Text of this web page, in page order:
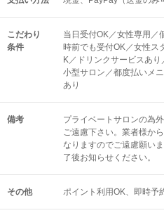
こだわり
条件
当日受付OK／女性専用／
時前でも受付OK／女性ス
K／ドリンクサービスあ
小型サロン／都度払いメ
あり
備考
プライベートサロンの為
ご遠慮下さい。業者様か
なりますのでご遠慮願い
了後お知らせください。
その他 ポイント利用OK 即時予